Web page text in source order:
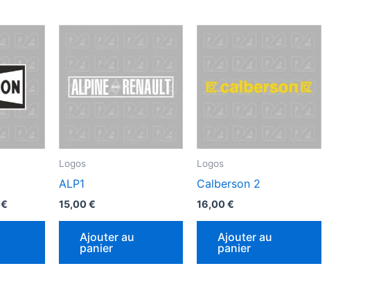
€Plage
12,00 €
Ce
produit
Logos
ALP1
15,00€
Ajouter au
panier
Logos
Calberson 2
16,00€
Ajouter au
panier